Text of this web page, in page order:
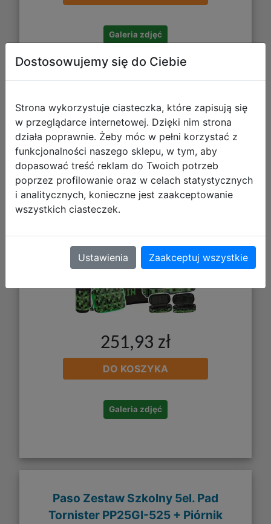
Galeria zdjęć
Paso Zestaw Szkolny 5el Piksel
Maska Tornister PP26ME-525 +
Piórnik PP26ME-013 + Worek
PP26ME-712 + Torba PP26ME-074
251,93 zł
DO KOSZYKA
Galeria zdjęć
Paso Zestaw Szkolny 5el. Pad
Tornister PP25GI-525 + Piórnik
Dostosowujemy się do Ciebie
Strona wykorzystuje ciasteczka, które zapisują się
w przeglądarce internetowej. Dzięki nim strona
działa poprawnie. Żeby móc w pełni korzystać z
funkcjonalności naszego sklepu, w tym, aby
dopasować treść reklam do Twoich potrzeb
poprzez profilowanie oraz w celach statystycznych
i analitycznych, konieczne jest zaakceptowanie
wszystkich ciasteczek.
Ustawienia Zaakceptuj wszystkie